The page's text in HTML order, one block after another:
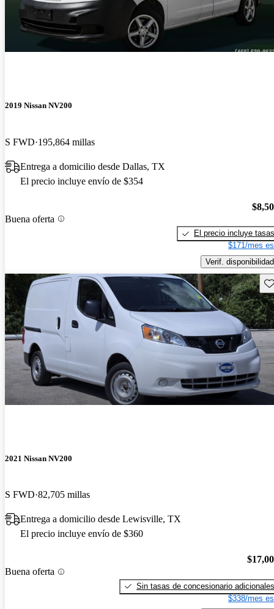
2019 Nissan NV200
S FWD 195,864 millas
Entrega a domicilio desde Dallas, TX
El precio incluye envío de $354
Buena oferta
El precio incluye tasas
$171/mes
Verif. disponibilidad
2021 Nissan NV200
S FWD 82,705 millas
Entrega a domicilio desde Lewisville, TX
El precio incluye envío de $360
Buena oferta
Sin tasas de concesionario adicionales
$338/mes